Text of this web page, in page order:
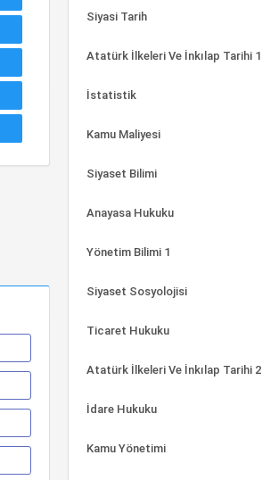
Siyasi Tarih
Atatürk İlkeleri Ve İnkılap Tarihi 1
İstatistik
Kamu Maliyesi
Siyaset Bilimi
Anayasa Hukuku
Yönetim Bilimi 1
Siyaset Sosyolojisi
Ticaret Hukuku
Atatürk İlkeleri Ve İnkılap Tarihi 2
İdare Hukuku
Kamu Yönetimi